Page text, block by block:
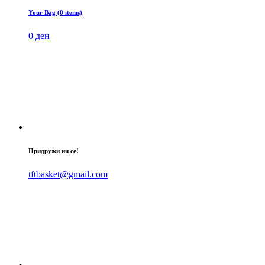
Your Bag (0 items)
0 ден
Придружи ни се!
tftbasket@gmail.com